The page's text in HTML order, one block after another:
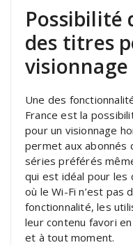
Possibilité
des titres
Une des
France est la
pour un visionnage
permet aux
séries préférés
qui est idéal pour les
où le Wi-Fi n’est pas
fonctionnalité, les
leur contenu favori
et à tout moment.